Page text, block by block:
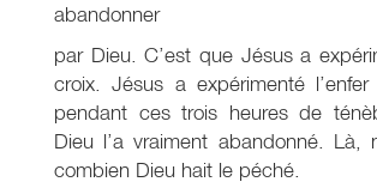
abandonner
par Dieu. C’est que Jésus a
croix. Jésus a expérimenté
pendant ces trois heures de
Dieu l’a vraiment abandonné. Là,
combien Dieu hait le péché.